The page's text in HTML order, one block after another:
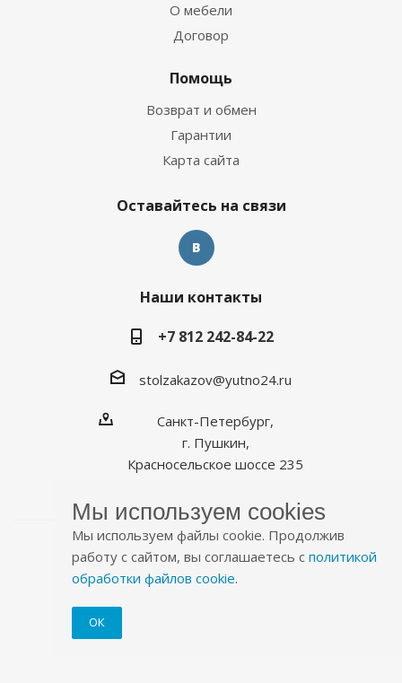
О мебели
Договор
Помощь
Возврат и обмен
Гарантии
Карта сайта
Оставайтесь на связи
Наши контакты
+7 812 242-84-22
stolzakazov@yutno24.ru
Санкт-Петербург,
г. Пушкин,
Красносельское шоссе 235
Мы используем cookies
Мы используем файлы cookie. Продолжив
работу с сайтом, вы соглашаетесь с политикой
обработки файлов cookie.
ОК